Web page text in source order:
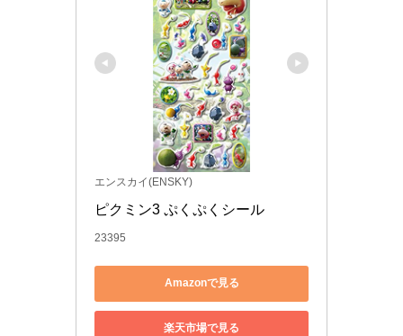
エンスカイ(ENSKY)
ピクミン3 ぷくぷくシール
23395
Amazonで見る
楽天市場で見る